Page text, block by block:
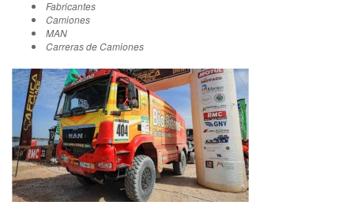
Fabricantes
Camiones
MAN
Carreras de Camiones